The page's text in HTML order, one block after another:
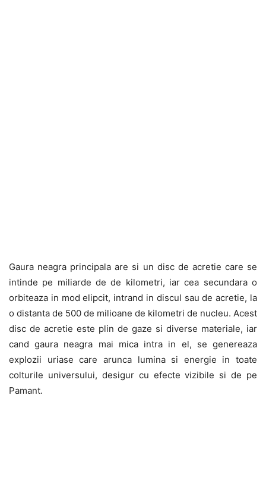
Gaura neagra principala are si un disc de acretie care se
intinde pe miliarde de de kilometri, iar cea secundara o
orbiteaza in mod elipcit, intrand in discul sau de acretie, la
o distanta de 500 de milioane de kilometri de nucleu. Acest
disc de acretie este plin de gaze si diverse materiale, iar
cand gaura neagra mai mica intra in el, se genereaza
explozii uriase care arunca lumina si energie in toate
colturile universului, desigur cu efecte vizibile si de pe
Pamant.